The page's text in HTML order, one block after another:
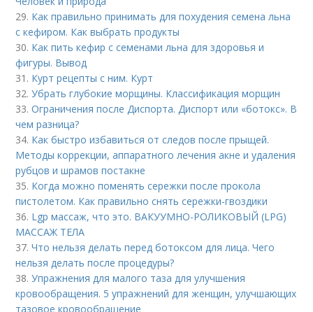
29. Как правильно принимать для похудения семена льна
с кефиром. Как выбрать продукты
30. Как пить кефир с семенами льна для здоровья и
фигуры. Вывод
31. Курт рецепты с ним. Курт
32.Убрать глубокие морщины. Классификация морщин
33.Ограничения после Диспорта. Диспорт или «ботокс». В
чем разница?
34. Как быстро избавиться от следов после прыщей.
Методы коррекции, аппаратного лечения акне и удаления
рубцов и шрамов постакне
35. Когда можно поменять сережки после прокола
пистолетом. Как правильно снять сережки-гвоздики
36. Lgp массаж, что это. ВАКУУМНО-РОЛИКОВЫЙ (LPG)
МАССАЖ ТЕЛА
37.Что нельзя делать перед ботоксом для лица. Чего
нельзя делать после процедуры?
38.Упражнения для малого таза для улучшения
кровообращения. 5 упражнений для женщин, улучшающих
тазовое кровообращение